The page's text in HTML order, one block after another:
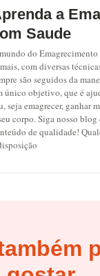
a
Saude
do
com diversas
são seguidos da
único objetivo, que é
seja emagrecer, ganhar
corpo. Siga nosso
de qualidade!